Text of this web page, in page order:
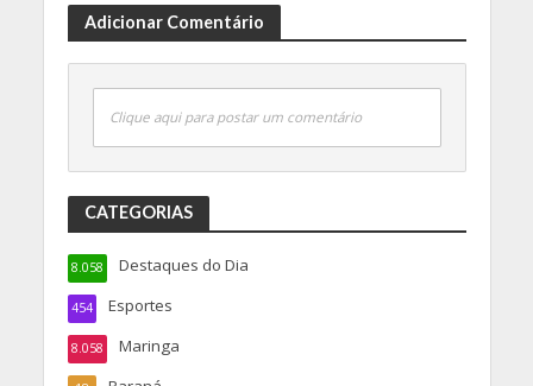
Adicionar Comentário
Clique aqui para postar um comentário
CATEGORIAS
Destaques do Dia
8.058
Esportes
454
Maringa
8.058